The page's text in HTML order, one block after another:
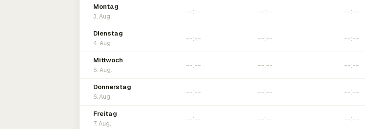
Montag
3. Aug.
Dienstag
4. Aug.
Mittwoch
5. Aug.
Donnerstag
6. Aug.
Freitag
7. Aug.